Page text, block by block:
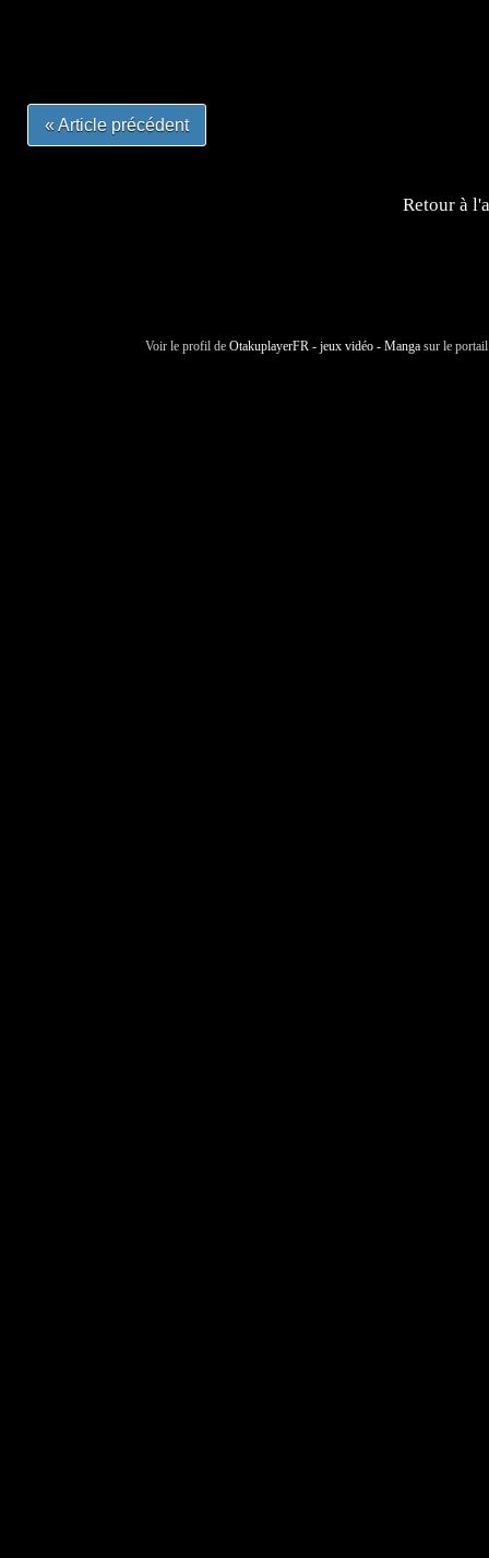
« Article précédent
Retour à
Voir le profil de OtakuplayerFR - jeux vidéo - Manga sur le